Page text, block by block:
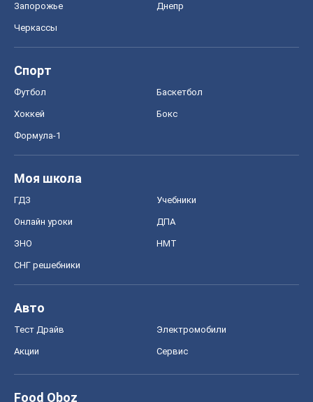
Запорожье Днепр
Черкассы
Спорт
Футбол Баскетбол
Хоккей Бокс
Формула-1
Моя школа
ГДЗ Учебники
Онлайн уроки ДПА
ЗНО НМТ
СНГ решебники
Авто
Тест Драйв Электромобили
Акции Сервис
Food Oboz